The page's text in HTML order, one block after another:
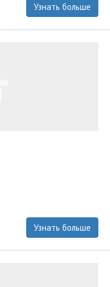
Узнать больше
Узнать больше